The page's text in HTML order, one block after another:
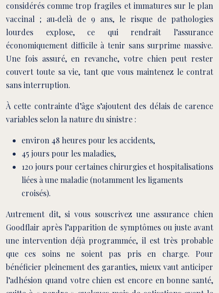
considérés comme trop fragiles et immatures sur le plan
vaccinal ; au‑delà de 9 ans, le risque de pathologies
lourdes explose, ce qui rendrait l’assurance
économiquement difficile à tenir sans surprime massive.
Une fois assuré, en revanche, votre chien peut rester
couvert toute sa vie, tant que vous maintenez le contrat
sans interruption.
À cette contrainte d’âge s’ajoutent des délais de carence
variables selon la nature du sinistre :
environ 48 heures pour les accidents,
45 jours pour les maladies,
120 jours pour certaines chirurgies et hospitalisations
liées à une maladie (notamment les ligaments
croisés).
Autrement dit, si vous souscrivez une assurance chien
Goodflair après l’apparition de symptômes ou juste avant
une intervention déjà programmée, il est très probable
que ces soins ne soient pas pris en charge. Pour
bénéficier pleinement des garanties, mieux vaut anticiper
l’adhésion quand votre chien est encore en bonne santé,